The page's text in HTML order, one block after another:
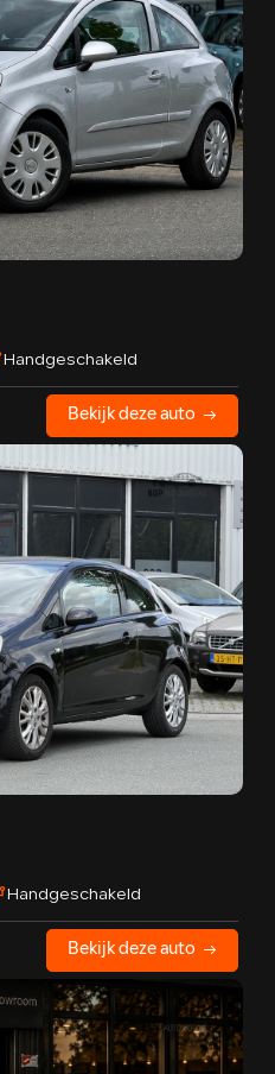
Handgeschakeld
Bekijk deze auto
Handgeschakeld
Bekijk deze auto